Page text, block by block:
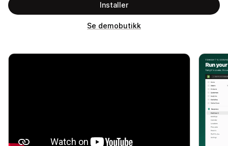
Installer
Se demobutikk